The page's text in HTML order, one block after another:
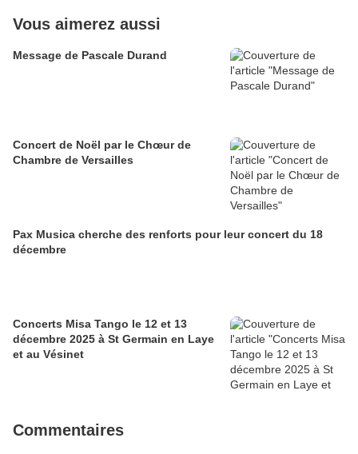
Vous aimerez aussi
Message de Pascale Durand
Concert de Noël par le Chœur de
Chambre de Versailles
Pax Musica cherche des renforts pour leur concert du 18
décembre
Concerts Misa Tango le 12 et 13
décembre 2025 à St Germain en Laye
et au Vésinet
Commentaires